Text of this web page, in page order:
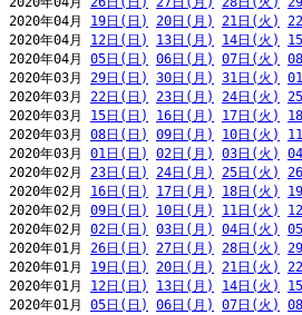
2020年04月 19日(日) 20日(月) 21日(火)
2020年04月 12日(日) 13日(月) 14日(火)
2020年04月 05日(日) 06日(月) 07日(火)
2020年03月 29日(日) 30日(月) 31日(火)
2020年03月 22日(日) 23日(月) 24日(火)
2020年03月 15日(日) 16日(月) 17日(火)
2020年03月 08日(日) 09日(月) 10日(火)
2020年03月 01日(日) 02日(月) 03日(火)
2020年02月 23日(日) 24日(月) 25日(火)
2020年02月 16日(日) 17日(月) 18日(火)
2020年02月 09日(日) 10日(月) 11日(火)
2020年02月 02日(日) 03日(月) 04日(火)
2020年01月 26日(日) 27日(月) 28日(火)
2020年01月 19日(日) 20日(月) 21日(火)
2020年01月 12日(日) 13日(月) 14日(火)
2020年01月 05日(日) 06日(月) 07日(火)